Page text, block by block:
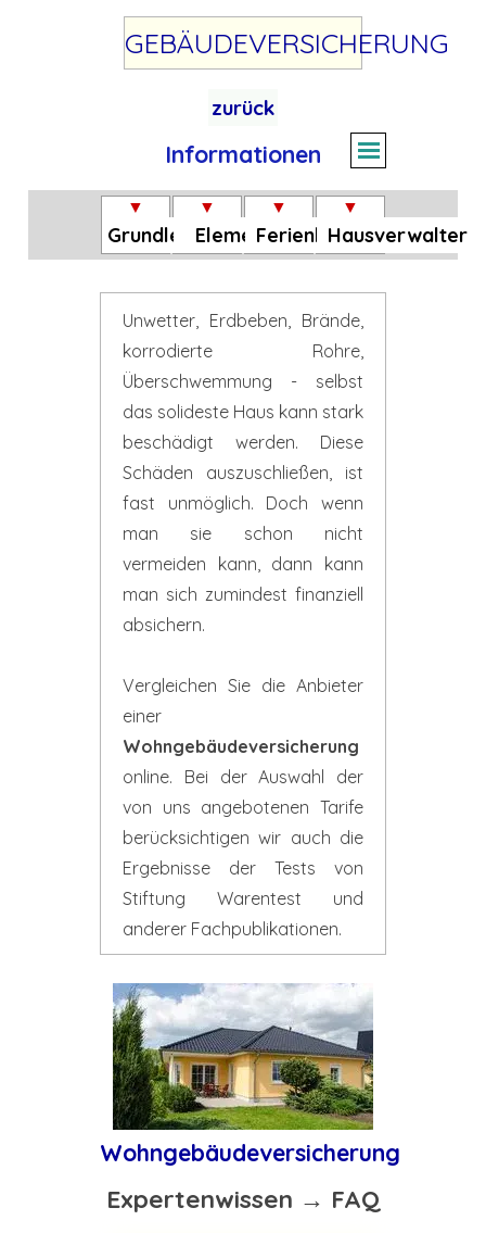
GEBÄUDEVERSICHERUNG
zurück
Informationen
Menü
▼
Grundlegendes
▼
Elementar
▼
Ferienhäuser
▼
Hausverwalter
Unwetter, Erdbeben, Brände,
korrodierte Rohre,
Überschwemmung - selbst
das solideste Haus kann stark
beschädigt werden. Diese
Schäden auszuschließen, ist
fast unmöglich. Doch wenn
man sie schon nicht
vermeiden kann, dann kann
man sich zumindest finanziell
absichern.
Vergleichen Sie die Anbieter
einer
Wohngebäudeversicherung
online. Bei der Auswahl der
von uns angebotenen Tarife
berücksichtigen wir auch die
Ergebnisse der Tests von
Stiftung Warentest und
anderer Fachpublikationen.
Wohngebäudeversicherung
Expertenwissen → FAQ